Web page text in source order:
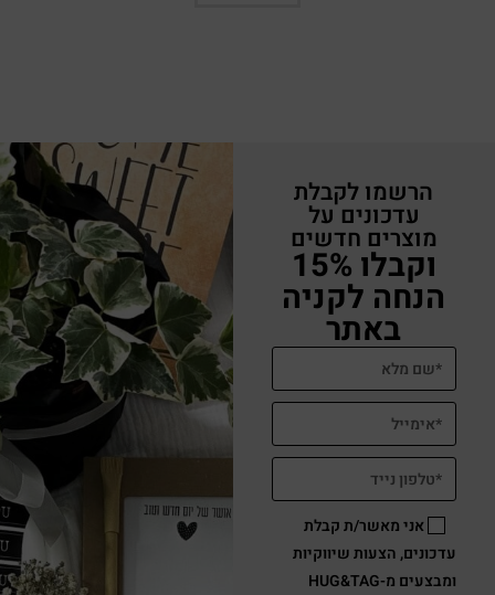
הרשמו לקבלת
עדכונים על
מוצרים חדשים
וקבלו 15%
הנחה לקניה
באתר
אני מאשר/ת קבלת
עדכונים, הצעות שיווקיות
ומבצעים מ-HUG&TAG